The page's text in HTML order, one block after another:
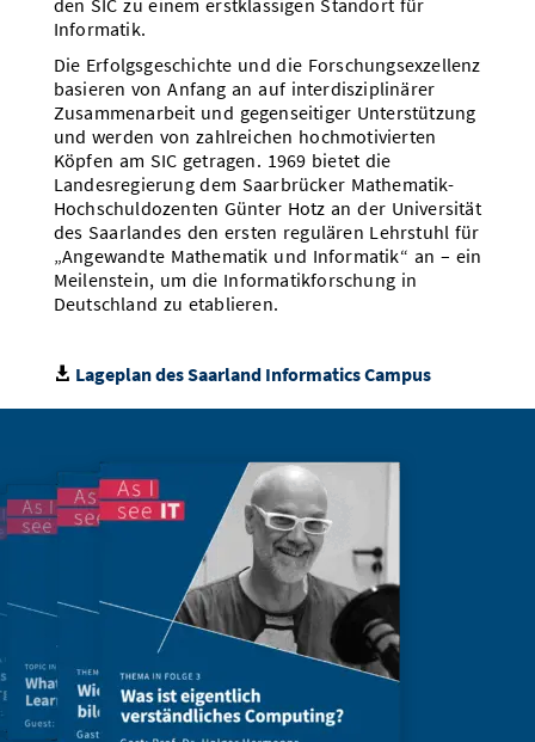
Open Science/Open Access
Zahlen & Fakten
Preise, Auszeichnungen und Förderungen
Kontakt
SIC Merchandise
SIC Podcast
Anfahrt
AnsprechpartnerInnen, Personen, Forschungsgruppen
Termine, Vorträge und Veranstaltungen
Alumni
den SIC zu einem erstklassigen Standort für
Informatik.
Die Erfolgsgeschichte und die Forschungsexzellenz
basieren von Anfang an auf interdisziplinärer
Zusammenarbeit und gegenseitiger Unterstützung
und werden von zahlreichen hochmotivierten
Köpfen am SIC getragen. 1969 bietet die
Landesregierung dem Saarbrücker Mathematik-
Hochschuldozenten Günter Hotz an der Universität
des Saarlandes den ersten regulären Lehrstuhl für
„Angewandte Mathematik und Informatik“ an – ein
Meilenstein, um die Informatikforschung in
Deutschland zu etablieren.
 Lageplan des Saarland Informatics Campus